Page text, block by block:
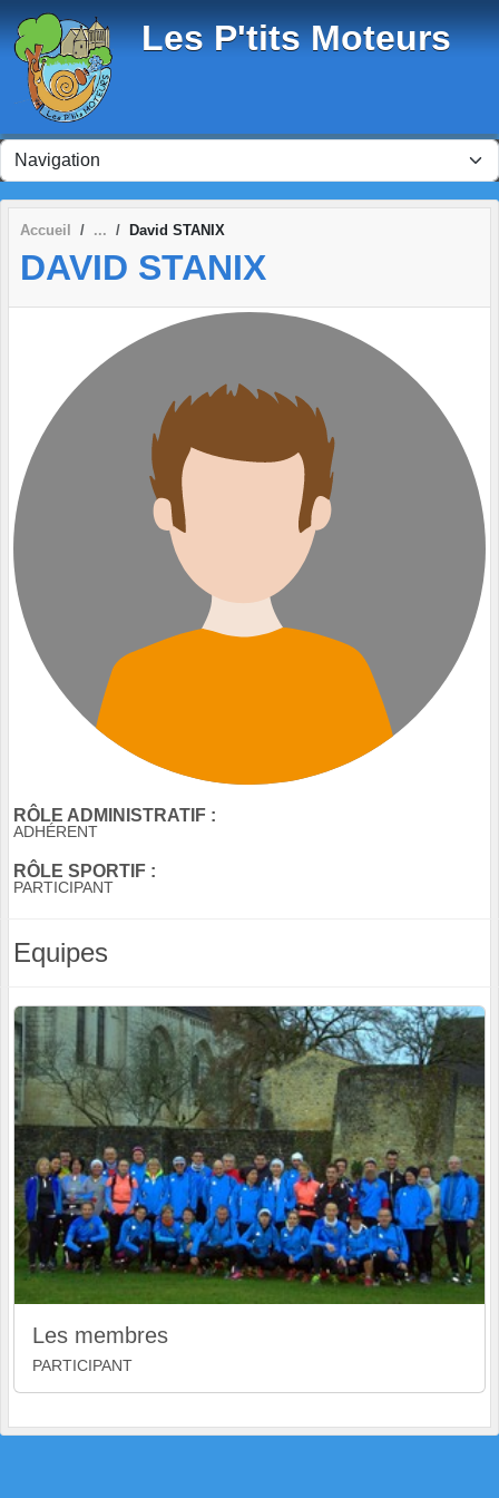
Les P'tits Moteurs
Accueil David STANIX
DAVID STANIX
RÔLE ADMINISTRATIF :
ADHÉRENT
RÔLE SPORTIF :
PARTICIPANT
Equipes
Les membres
PARTICIPANT
Panneau de gestion des cookies